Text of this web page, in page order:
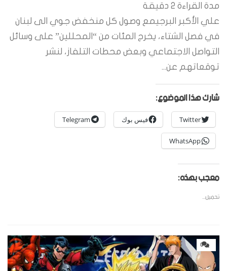
مدة القراءة 2 دقيقة
علي الأكبر البرجيمع وصول كل منخفض جوي الى لبنان
في فصل الشتاء، يخرج المئات من “المحللين” على وسائل
التواصل الاجتماعي وبعض محطات التلفاز، لنشر
توقعاتهم عن...
شارك هذا الموضوع:
Twitter فيس بوك Telegram
WhatsApp
معجب بهذه:
تحميل...
0